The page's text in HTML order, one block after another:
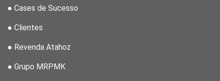
● Cases de Sucesso
● Clientes
● Revenda Atahoz
● Grupo MRPMK